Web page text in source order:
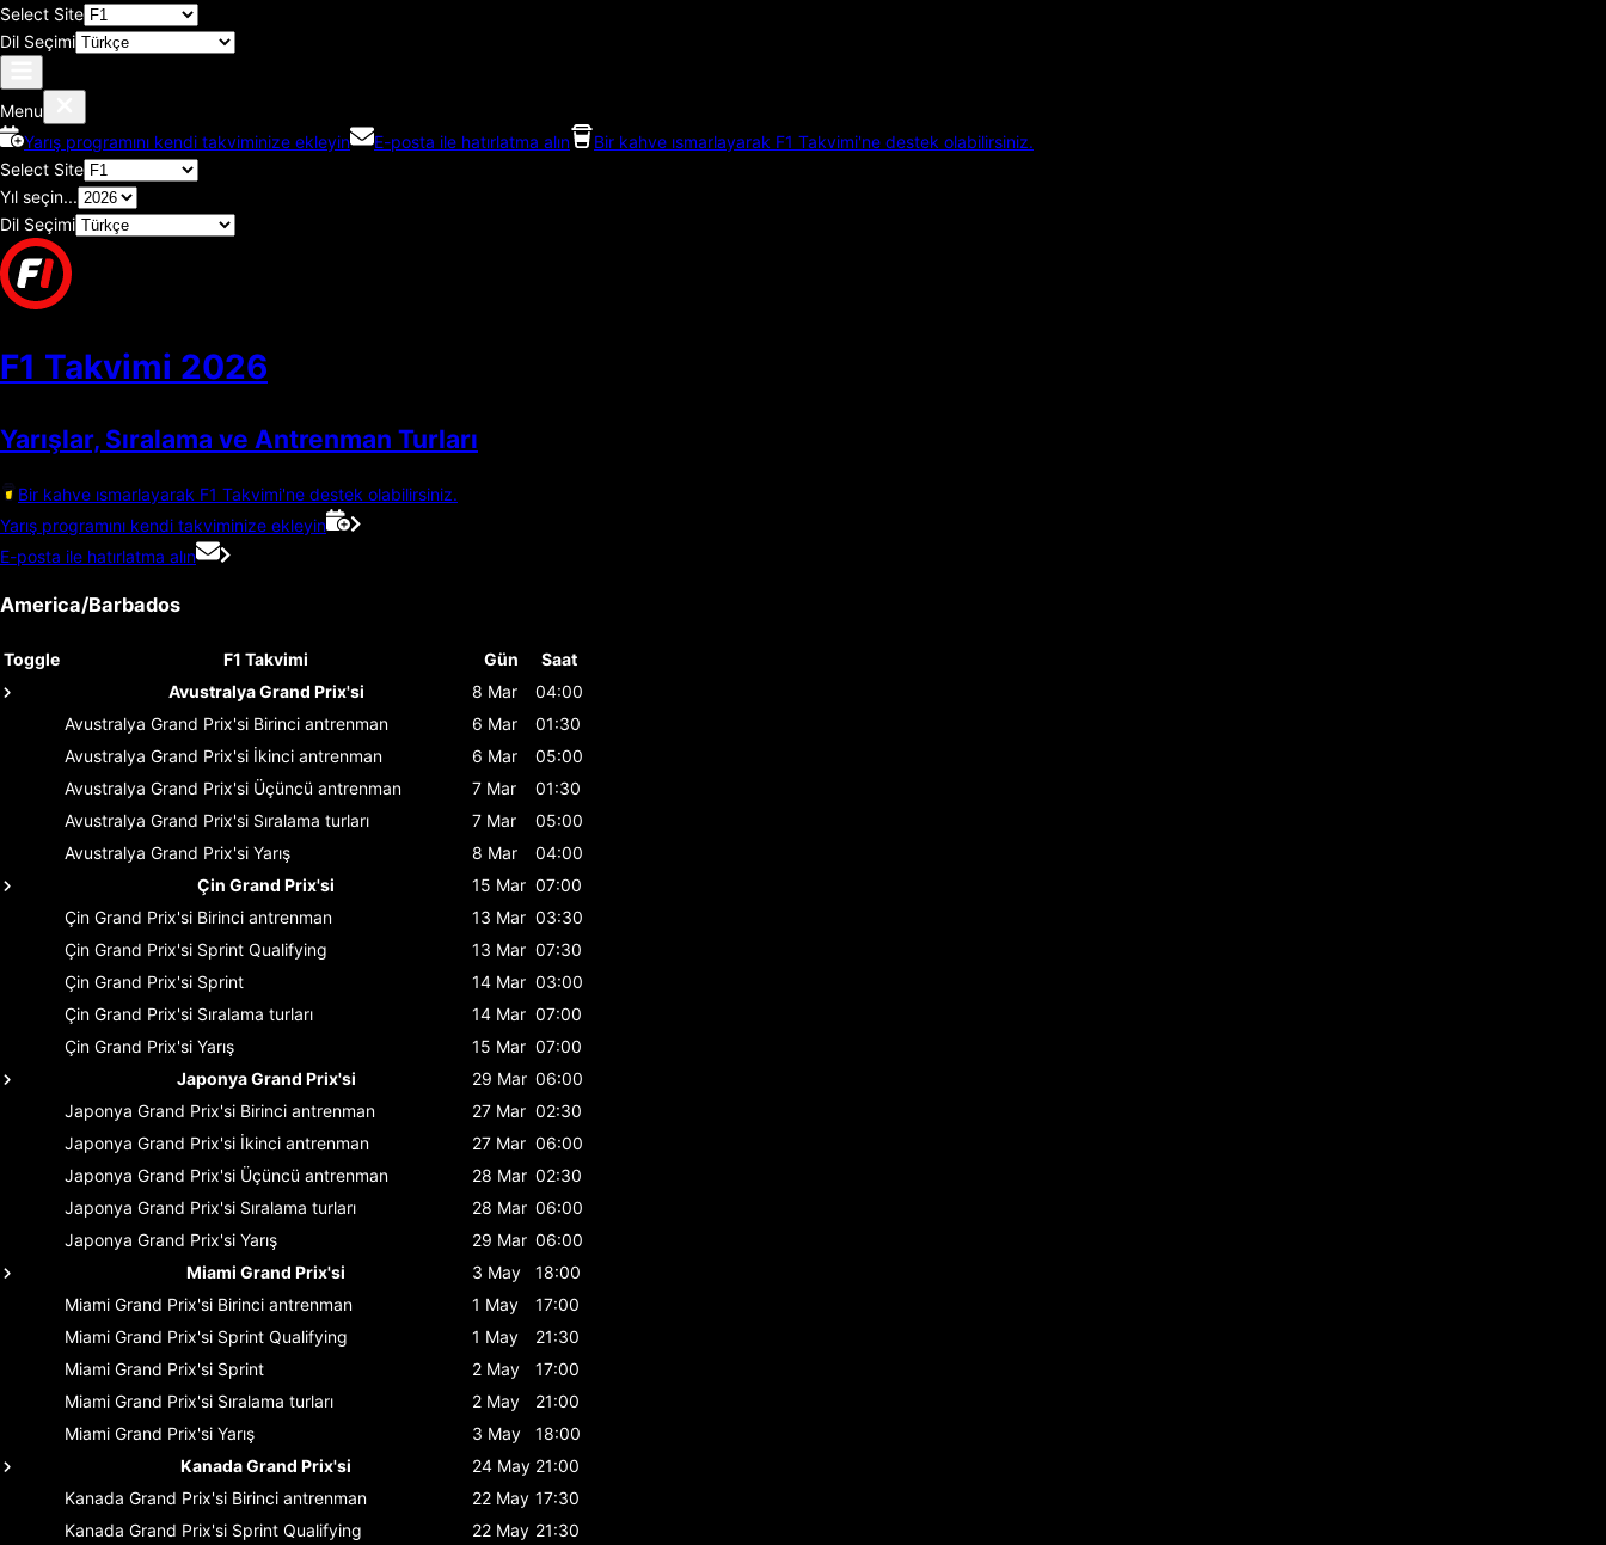
Select Site
Dil Seçimi
Menu
Yarış programını kendi takviminize ekleyin
E-posta ile hatırlatma alın
Bir kahve ısmarlayarak F1 Takvimi'ne destek olabilirsiniz.
Select Site
Yıl seçin...
Dil Seçimi
F1 Takvimi 2026
Yarışlar, Sıralama ve Antrenman Turları
Bir kahve ısmarlayarak F1 Takvimi'ne destek olabilirsiniz.
Yarış programını kendi takviminize ekleyin
E-posta ile hatırlatma alın
America/Barbados
Toggle F1 Takvimi Gün
Saat
Avustralya Grand Prix'si
8 Mar
04:00
Avustralya Grand Prix'si Birinci antrenman 6 Mar
01:30
Avustralya Grand Prix'si İkinci antrenman 6 Mar
05:00
Avustralya Grand Prix'si Üçüncü antrenman 7 Mar
01:30
Avustralya Grand Prix'si Sıralama turları 7 Mar
05:00
Avustralya Grand Prix'si Yarış 8 Mar
04:00
Çin Grand Prix'si
15 Mar 07:00
Çin Grand Prix'si Birinci antrenman 13 Mar 03:30
Çin Grand Prix'si Sprint Qualifying 13 Mar 07:30
Çin Grand Prix'si Sprint 14 Mar 03:00
Çin Grand Prix'si Sıralama turları 14 Mar 07:00
Çin Grand Prix'si Yarış 15 Mar 07:00
Japonya Grand Prix'si
29 Mar 06:00
Japonya Grand Prix'si Birinci antrenman 27 Mar 02:30
Japonya Grand Prix'si İkinci antrenman 27 Mar 06:00
Japonya Grand Prix'si Üçüncü antrenman 28 Mar 02:30
Japonya Grand Prix'si Sıralama turları 28 Mar 06:00
Japonya Grand Prix'si Yarış 29 Mar 06:00
Miami Grand Prix'si
3 May
18:00
Miami Grand Prix'si Birinci antrenman 1 May
17:00
Miami Grand Prix'si Sprint Qualifying 1 May
21:30
Miami Grand Prix'si Sprint 2 May
17:00
Miami Grand Prix'si Sıralama turları 2 May
21:00
Miami Grand Prix'si Yarış 3 May
18:00
Kanada Grand Prix'si
24 May 21:00
Kanada Grand Prix'si Birinci antrenman 22 May 17:30
Kanada Grand Prix'si Sprint Qualifying 22 May 21:30